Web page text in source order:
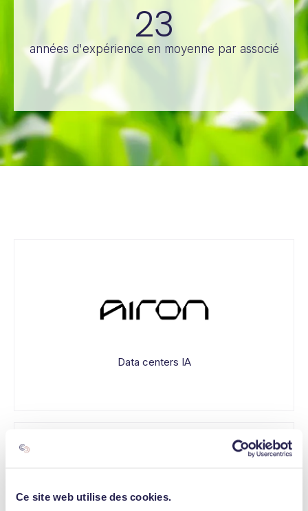
Ce site web utilise des cookies.
23
années d'expérience en moyenne par associé
Data centers IA